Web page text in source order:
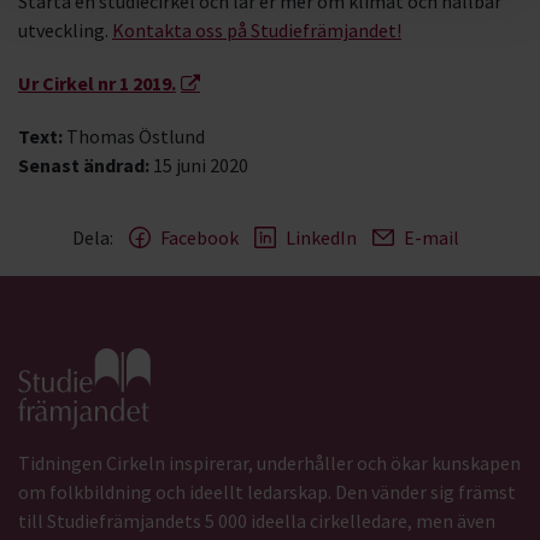
utveckling. Kontakta oss på Studiefrämjandet!
Ur Cirkel nr 1 2019.
Text: Thomas Östlund
Senast ändrad: 15 juni 2020
Dela: Facebook LinkedIn E-mail
Gå till studiefrämjandets startsida
Tidningen Cirkeln inspirerar, underhåller och ökar kunskapen
om folkbildning och ideellt ledarskap. Den vänder sig främst
till Studiefrämjandets 5 000 ideella cirkelledare, men även